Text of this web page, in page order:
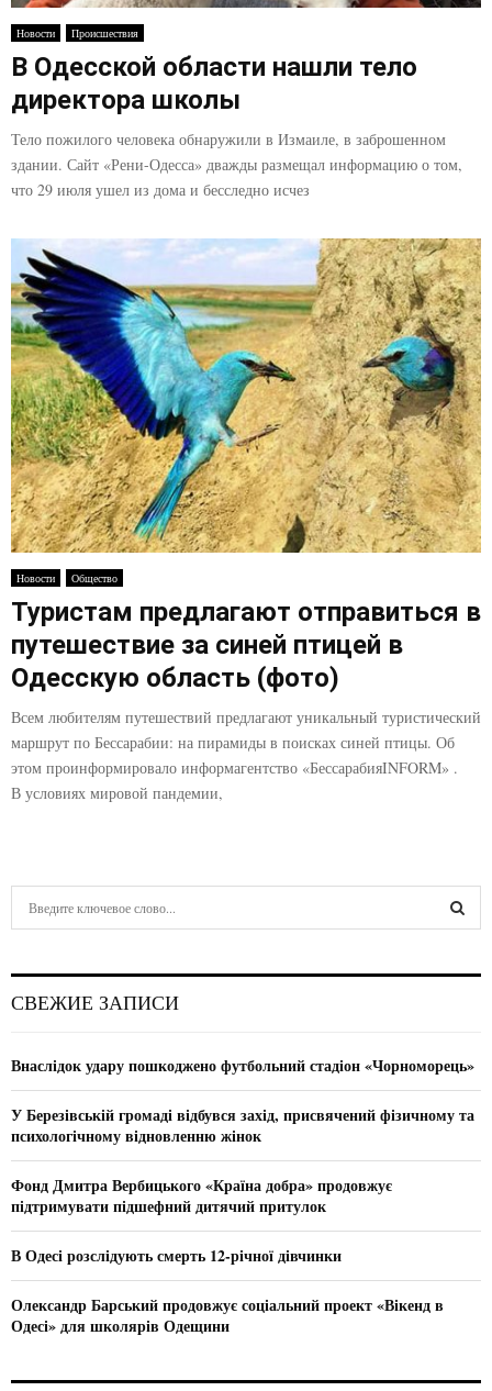
E
N
U
Новости Происшествия
В Одесской области нашли тело
директора школы
Тело пожилого человека обнаружили в Измаиле, в заброшенном
здании. Сайт «Рени-Одесса» дважды размещал информацию о том,
что 29 июля ушел из дома и бесследно исчез
Новости Общество
Туристам предлагают отправиться в
путешествие за синей птицей в
Одесскую область (фото)
Всем любителям путешествий предлагают уникальный туристический
маршрут по Бессарабии: на пирамиды в поисках синей птицы. Об
этом проинформировало информагентство «БессарабияINFORM» .
В условиях мировой пандемии,
h
o
C
СВЕЖИЕ ЗАПИСИ
Внаслідок удару пошкоджено футбольний стадіон «Чорноморець»
У Березівській громаді відбувся захід, присвячений фізичному та
психологічному відновленню жінок
Фонд Дмитра Вербицького «Країна добра» продовжує
підтримувати підшефний дитячий притулок
В Одесі розслідують смерть 12-річної дівчинки
Олександр Барський продовжує соціальний проект «Вікенд в
Одесі» для школярів Одещини